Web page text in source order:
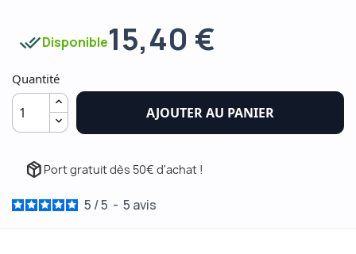
done_allDisponible15,40 €
Quantité
AJOUTER AU PANIER
package_2 Port gratuit dès 50€ d'achat !
5 /5 - 5 avis